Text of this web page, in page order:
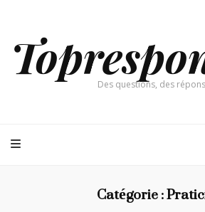
Des questions, des
Catégorie :